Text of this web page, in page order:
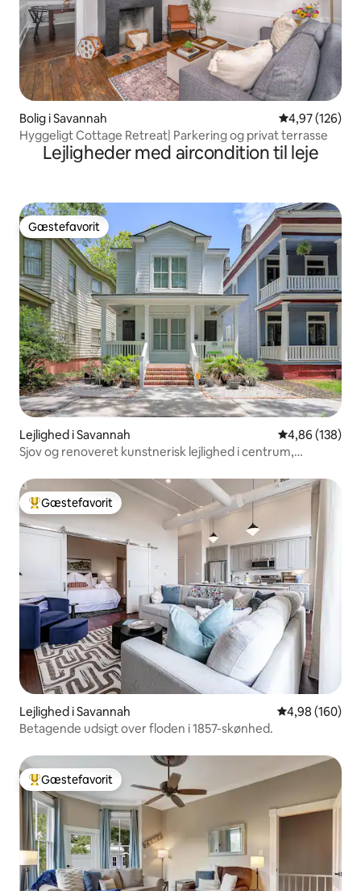
Bolig i Savannah 4,97 ud af 5 i
4,97 (126)
Hyggeligt Cottage Retreat| Parkering og privat terrasse
Lejligheder med aircondition til leje
Gæstefavorit
Gæstefavorit
Lejlighed i Savannah 4,86 ud af 5 i
4,86 (138)
Sjov og renoveret kunstnerisk lejlighed i centrum,
Bedste gæstefavorit
Gæstefavorit
Lejlighed i Savannah 4,98 ud af 5 i
4,98 (160)
Betagende udsigt over floden i 1857-skønhed.
Bedste gæstefavorit
Gæstefavorit